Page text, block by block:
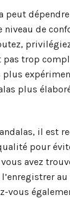
peut
niveau de
trop
plus
plus
il est
pour
avez
vous